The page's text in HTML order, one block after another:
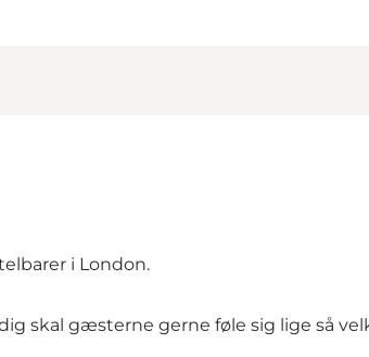
i London.
skal gæsterne gerne føle sig lige så